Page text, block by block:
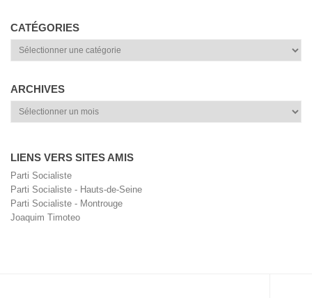
CATÉGORIES
Catégories
ARCHIVES
Archives
LIENS VERS SITES AMIS
Parti Socialiste
Parti Socialiste - Hauts-de-Seine
Parti Socialiste - Montrouge
Joaquim Timoteo